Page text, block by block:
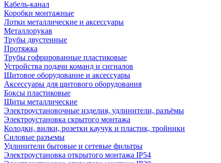
Кабель-канал
Коробки монтажные
Лотки металлические и аксессуары
Металлорукав
Трубы двустенные
Протяжка
Трубы гофрированные пластиковые
Устройства подачи команд и сигналов
Щитовое оборудование и аксессуары
Аксессуары для щитового оборудования
Боксы пластиковые
Щиты металлические
Электроустановочные изделия, удлинители, разъёмы
Электроустановка скрытого монтажа
Колодки, вилки, розетки каучук и пластик, тройники
Силовые разъемы
Удлинители бытовые и сетевые фильтры
Электроустановка открытого монтажа IP54